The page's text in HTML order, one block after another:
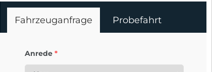
Fahrzeuganfrage Probefahrt
Anrede *